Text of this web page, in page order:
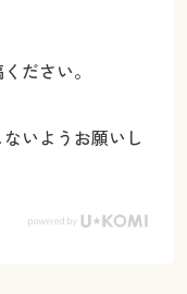
ださい。
いようお願いし